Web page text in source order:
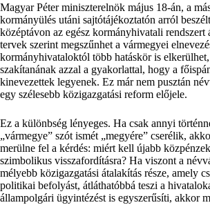
Magyar Péter miniszterelnök május 18-án, a
kormányülés utáni sajtótájékoztatón arról
középtávon az egész kormányhivatali rendszert
tervek szerint megszűnhet a vármegyei
kormányhivataloktól több hatáskör is elkerülhet,
szakítanának azzal a gyakorlattal, hogy a
kinevezettek legyenek. Ez már nem pusztán
egy szélesebb közigazgatási reform előjele.
Ez a különbség lényeges. Ha csak annyi
„vármegye” szót ismét „megyére” cserélik,
merülne fel a kérdés: miért kell újabb
szimbolikus visszafordításra? Ha viszont a
mélyebb közigazgatási átalakítás része, amely
politikai befolyást, átláthatóbbá teszi a
állampolgári ügyintézést is egyszerűsíti, akkor